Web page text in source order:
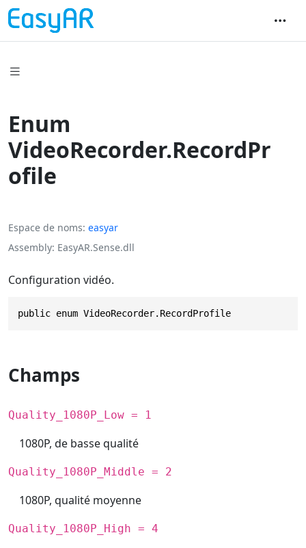
Enum
VideoRecorder.RecordPr
ofile
Espace de noms easyar
Assembly EasyAR.Sense.dll
Configuration vidéo.
public enum VideoRecorder.RecordProfile
Champs
Quality_1080P_Low = 1
1080P, de basse qualité
Quality_1080P_Middle = 2
1080P, qualité moyenne
Quality_1080P_High = 4